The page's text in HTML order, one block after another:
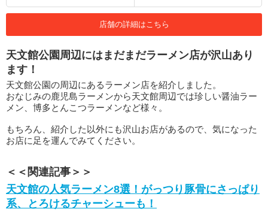
店舗の詳細はこちら
天文館公園周辺にはまだまだラーメン店が沢山あり
ます！
天文館公園の周辺にあるラーメン店を紹介しました。
おなじみの鹿児島ラーメンから天文館周辺では珍しい醤油ラー
メン、博多とんこつラーメンなど様々。
もちろん、紹介した以外にも沢山お店があるので、気になった
お店に足を運んでみてください。
＜＜関連記事＞＞
天文館の人気ラーメン8選！がっつり豚骨にさっぱり
系、とろけるチャーシューも！